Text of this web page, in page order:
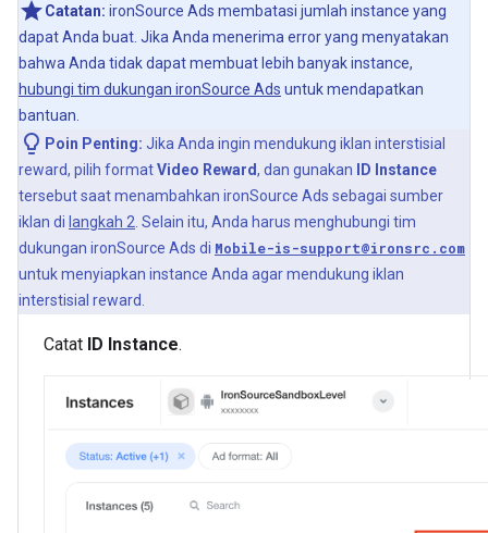
Catatan: ironSource Ads membatasi jumlah instance yang
dapat Anda buat. Jika Anda menerima error yang menyatakan
bahwa Anda tidak dapat membuat lebih banyak instance,
hubungi tim dukungan ironSource Ads untuk mendapatkan
bantuan.
Poin Penting: Jika Anda ingin mendukung iklan interstisial
reward, pilih formatVideo Reward, dan gunakan
ID Instance
tersebut saat menambahkan ironSource Ads sebagai sumber
iklan di langkah 2 . Selain itu, Anda harus menghubungi tim
dukungan ironSource Ads di Mobile-is-support@ironsrc.com
untuk menyiapkan instance Anda agar mendukung iklan
interstisial reward.
Catat ID Instance.